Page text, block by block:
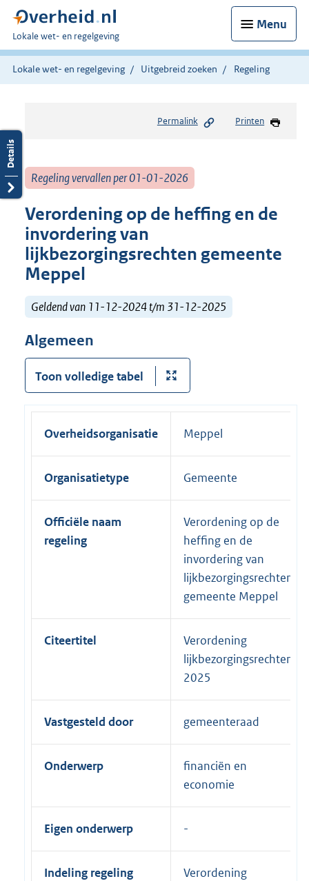
Menu
U
bent
hier:
Lokale wet- en regelgeving
Lokale wet- en regelgeving Uitgebreid zoeken Regeling
Permalink Printen
Regeling vervallen per 01-01-2026
Verordening op de heffing en de
invordering van
lijkbezorgingsrechten gemeente
Meppel
Geldend van 11-12-2024 t/m 31-12-2025
Algemeen
Toon volledige tabel
Overheidsorganisatie Meppel
Organisatietype Gemeente
Officiële naam
regeling
Verordening op de
heffing en de
invordering van
lijkbezorgingsrechten
gemeente Meppel
Citeertitel
Verordening
lijkbezorgingsrechten
2025
Vastgesteld door gemeenteraad
Onderwerp
financiën en
economie
Eigen onderwerp
Indeling regeling Verordening